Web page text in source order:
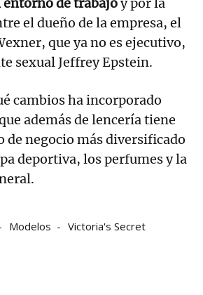
entorno de trabajoy por la
el dueño de la empresa, el
que ya no es ejecutivo,
sexual Jeffrey Epstein.
cambios ha incorporado
además de lencería tiene
de negocio más diversificado
deportiva, los perfumes y la
Modelos Victoria's Secret